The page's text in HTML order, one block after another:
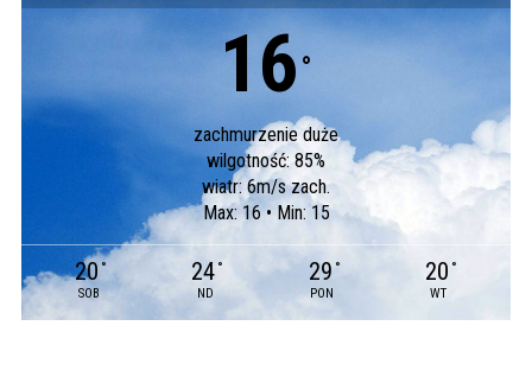
16 °
zachmurzenie duże
wilgotność: 85%
wiatr: 6m/s zach.
Max: 16 • Min: 15
20 °
SOB
24 °
ND
29 °
PON
20 °
WT